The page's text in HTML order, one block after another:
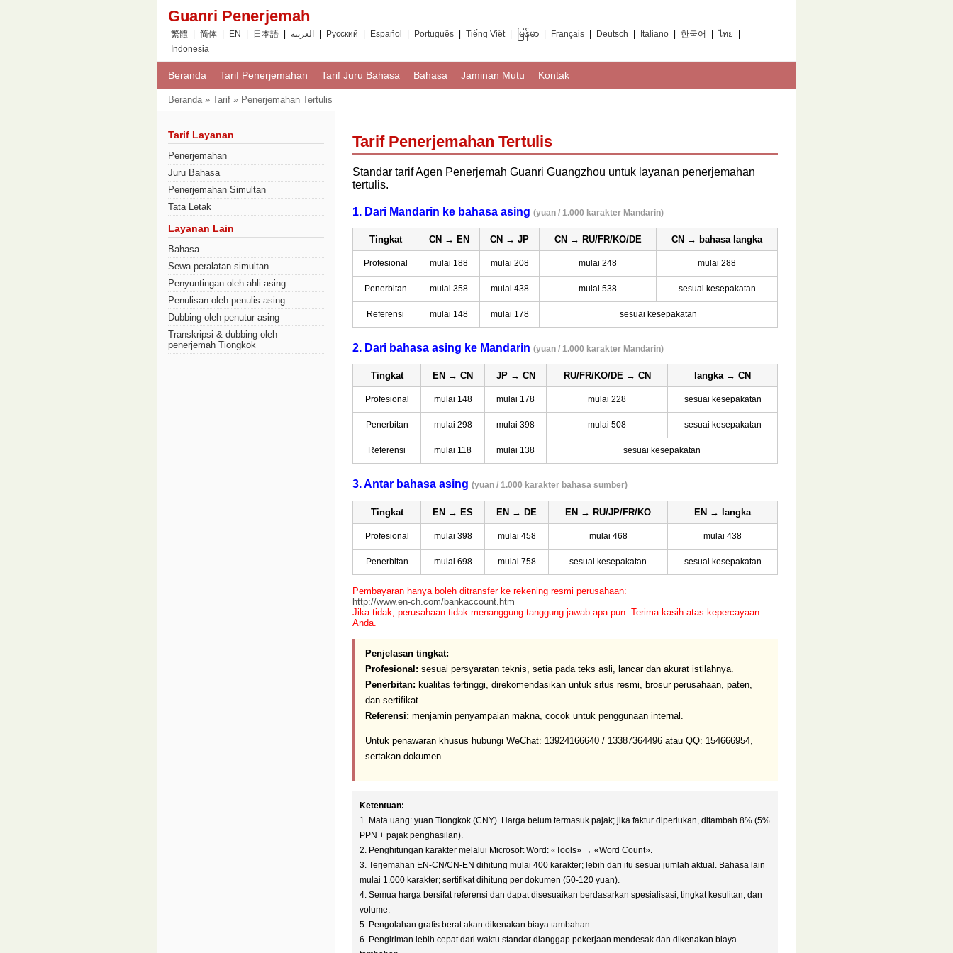
Guanri Penerjemah
繁體 简体 EN 日本語 العربية Русский Español Português Tiếng Việt မြန်မာ Français Deutsch Italiano 한국어 ไทย
Indonesia
Beranda Tarif Penerjemahan Tarif Juru Bahasa Bahasa Jaminan Mutu Kontak
Beranda » Tarif » Penerjemahan Tertulis
Tarif Layanan
Penerjemahan
Juru Bahasa
Penerjemahan Simultan
Tata Letak
Layanan Lain
Bahasa
Sewa peralatan simultan
Penyuntingan oleh ahli asing
Penulisan oleh penulis asing
Dubbing oleh penutur asing
Transkripsi & dubbing oleh
penerjemah Tiongkok
Tarif Penerjemahan Tertulis
Standar tarif Agen Penerjemah Guanri Guangzhou untuk layanan penerjemahan
tertulis.
1. Dari Mandarin ke bahasa asing (yuan / 1.000 karakter Mandarin)
Tingkat CN → EN CN → JP CN → RU/FR/KO/DE CN → bahasa langka
Profesional mulai 188 mulai 208 mulai 248 mulai 288
Penerbitan mulai 358 mulai 438 mulai 538 sesuai kesepakatan
Referensi mulai 148 mulai 178 sesuai kesepakatan
2. Dari bahasa asing ke Mandarin (yuan / 1.000 karakter Mandarin)
Tingkat EN → CN JP → CN RU/FR/KO/DE → CN langka → CN
Profesional mulai 148 mulai 178 mulai 228 sesuai kesepakatan
Penerbitan mulai 298 mulai 398 mulai 508 sesuai kesepakatan
Referensi mulai 118 mulai 138 sesuai kesepakatan
3. Antar bahasa asing (yuan / 1.000 karakter bahasa sumber)
Tingkat EN → ES EN → DE EN → RU/JP/FR/KO EN → langka
Profesional mulai 398 mulai 458 mulai 468 mulai 438
Penerbitan mulai 698 mulai 758 sesuai kesepakatan sesuai kesepakatan
Pembayaran hanya boleh ditransfer ke rekening resmi perusahaan:
http://www.en-ch.com/bankaccount.htm
Jika tidak, perusahaan tidak menanggung tanggung jawab apa pun. Terima kasih atas kepercayaan
Anda.
Penjelasan tingkat:
Profesional: sesuai persyaratan teknis, setia pada teks asli, lancar dan akurat istilahnya.
Penerbitan: kualitas tertinggi, direkomendasikan untuk situs resmi, brosur perusahaan, paten,
dan sertifikat.
Referensi: menjamin penyampaian makna, cocok untuk penggunaan internal.
Untuk penawaran khusus hubungi WeChat: 13924166640 / 13387364496 atau QQ: 154666954,
sertakan dokumen.
Ketentuan:
1. Mata uang: yuan Tiongkok (CNY). Harga belum termasuk pajak; jika faktur diperlukan, ditambah 8% (5%
PPN + pajak penghasilan).
2. Penghitungan karakter melalui Microsoft Word: «Tools» → «Word Count».
3. Terjemahan EN-CN/CN-EN dihitung mulai 400 karakter; lebih dari itu sesuai jumlah aktual. Bahasa lain
mulai 1.000 karakter; sertifikat dihitung per dokumen (50-120 yuan).
4. Semua harga bersifat referensi dan dapat disesuaikan berdasarkan spesialisasi, tingkat kesulitan, dan
volume.
5. Pengolahan grafis berat akan dikenakan biaya tambahan.
6. Pengiriman lebih cepat dari waktu standar dianggap pekerjaan mendesak dan dikenakan biaya